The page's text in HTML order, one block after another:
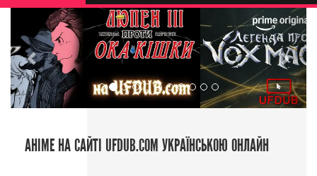
Previous Next
АНІМЕ НА САЙТІ UFDUB.COM УКРАЇНСЬКОЮ ОНЛАЙН